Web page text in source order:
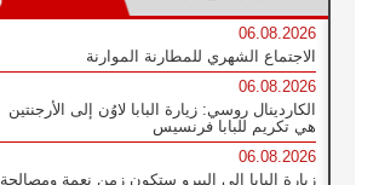
06.08.2026
الاجتماع الشهري للمطارنة الموارنة
06.08.2026
الكاردينال روسي: زيارة البابا لاوُن إلى الأرجنتين
هي تكريم للبابا فرنسيس
06.08.2026
زيارة البابا إلى البيرو ستكون زمن نعمة ومصالحة